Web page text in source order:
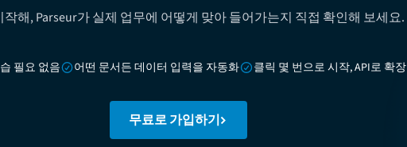
작해, Parseur가 실제 업무에 어떻게 맞아 들어가는지 직접 확인해 보세요.
필요 없음 어떤 문서든 데이터 입력을 자동화 클릭 몇 번으로 시작, API로 확장
무료로 가입하기